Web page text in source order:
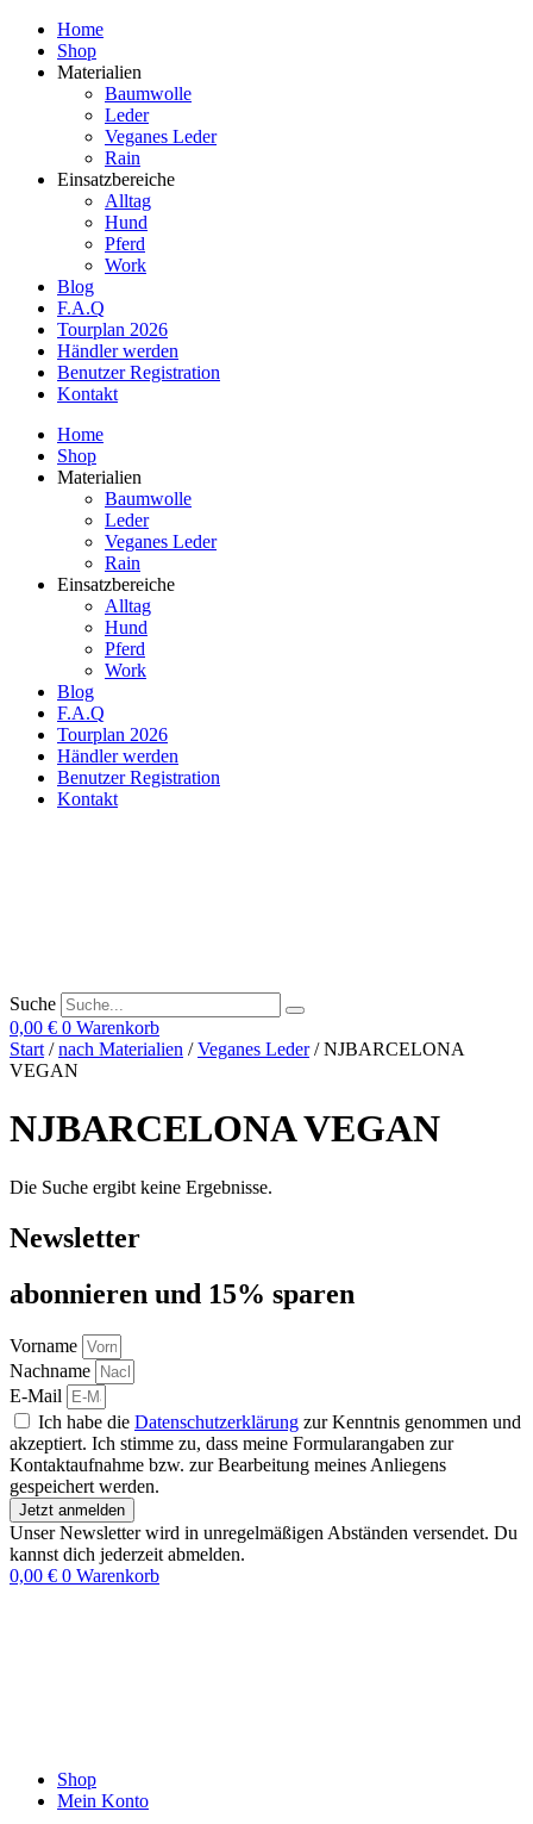
Home
Shop
Materialien
Baumwolle
Leder
Veganes Leder
Rain
Einsatzbereiche
Alltag
Hund
Pferd
Work
Blog
F.A.Q
Tourplan 2026
Händler werden
Benutzer Registration
Kontakt
Home
Shop
Materialien
Baumwolle
Leder
Veganes Leder
Rain
Einsatzbereiche
Alltag
Hund
Pferd
Work
Blog
F.A.Q
Tourplan 2026
Händler werden
Benutzer Registration
Kontakt
Suche
0,00 € 0 Warenkorb
Start /nach Materialien /Veganes Leder/ NJBARCELONA
VEGAN
NJBARCELONA VEGAN
Die Suche ergibt keine Ergebnisse.
Newsletter
abon­nie­ren und 15% sparen
Vorname
Nachname
E-Mail
Ich habe die Datenschutzerklärung zur Kenntnis genommen und
akzeptiert. Ich stimme zu, dass meine Formularangaben zur
Kontaktaufnahme bzw. zur Bearbeitung meines Anliegens
gespeichert werden.
Jetzt anmelden
Unser Newsletter wird in unregelmäßigen Abständen versendet. Du
kannst dich jederzeit abmelden.
0,00 € 0 Warenkorb
Shop
Mein Konto